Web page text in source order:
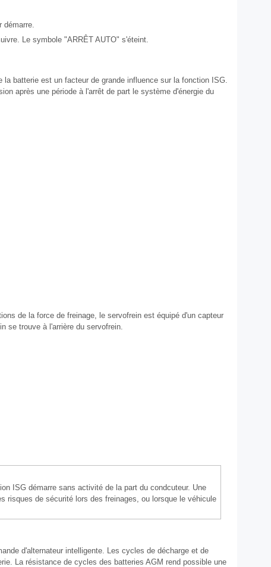
démarre.
Le symbole "ARRÊT AUTO" s'éteint.
batterie est un facteur de grande influence sur la fonction ISG.
après une période à l'arrêt de part le système d'énergie du
de la force de freinage, le servofrein est équipé d'un capteur
se trouve à l'arrière du servofrein.
ISG démarre sans activité de la part du condcuteur. Une
risques de sécurité lors des freinages, ou lorsque le véhicule
d'alternateur intelligente. Les cycles de décharge et de
La résistance de cycles des batteries AGM rend possible une